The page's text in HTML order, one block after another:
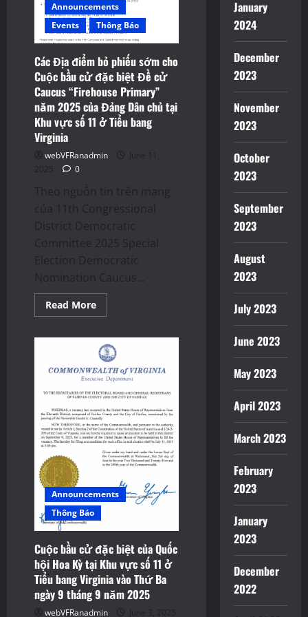
biệt
năm
2025
của
Đảng
Cộng
Hòa
tại
Khu
vực
số
11
ở
Virginia
Announcements
Events
Thông Báo
Các Địa điểm bỏ phiếu sớm cho
Cuộc bầu cử đặc biệt Đề cử
Caucus “Firehouse Primary”
năm 2025 của Đảng Dân chủ tại
Khu vực số 11 ở Tiểu bang
Virginia
webVFRanadmin
June 11,
2025
0
Theo nguồn tin trên mạng
của 11th Congressional
District Democratic
Committee 2025 Special
Election Democratic
Nomination Caucus...
Read MoreRead
more
Địa
điểm
bỏ
phiếu
sớm
cho
Cuộc
bầu
cử
đặc
biệt
Đề
cử
Caucus
“Firehouse
Primary”
năm
2025
chủ
tại
Khu
vực
số
11
ở
Tiểu
Announcements
Thông Báo
Cuộc bầu cử đặc biệt của Quốc
hội Hoa Kỳ tại Khu vực số 11 ở
Tiểu bang Virginia vào Thứ Ba
ngày 9 tháng 9 năm 2025
webVFRanadmin
June 3, 2025
January
2024
December
2023
November
2023
October
2023
September
2023
August
2023
July 2023
June 2023
May 2023
April 2023
March 2023
February
2023
January
2023
December
2022